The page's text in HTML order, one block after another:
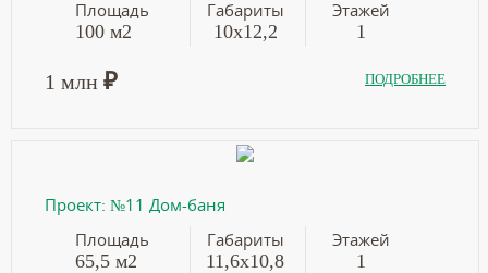
Площадь
100 м2
Габариты
10х12,2
Этажей
1
1 млн ₽ ПОДРОБНЕЕ
Проект: №11 Дом-баня
Площадь
65,5 м2
Габариты
11,6х10,8
Этажей
1